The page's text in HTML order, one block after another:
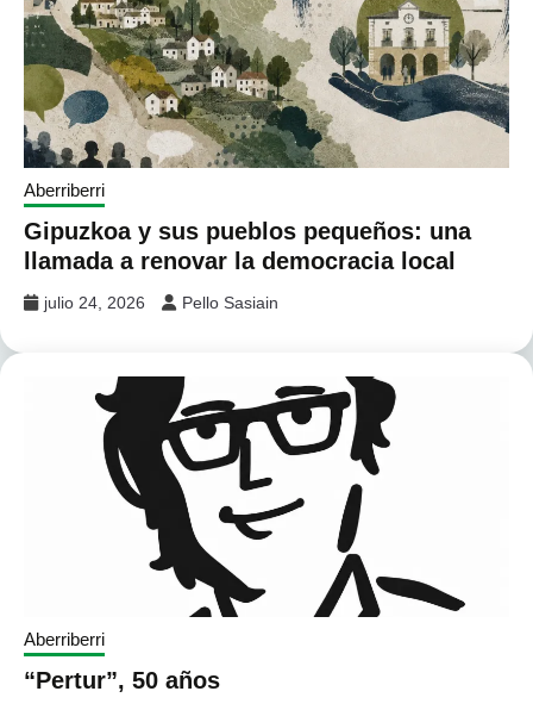
Aberriberri
Gipuzkoa y sus pueblos pequeños: una
llamada a renovar la democracia local
julio 24, 2026 Pello Sasiain
Aberriberri
“Pertur”, 50 años